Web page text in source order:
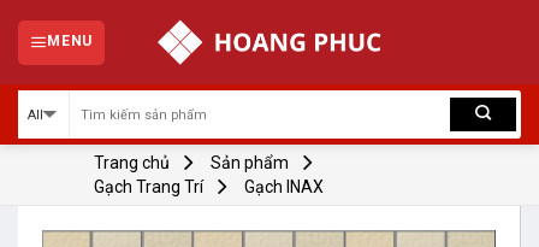
content
MENU
Trang chủ
Sản phẩm
Gạch Trang Trí
Gạch INAX